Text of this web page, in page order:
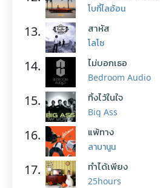
โบกี้ไลอ้อน
13. สาหัส
โลโซ
14. ไม่บอกเธอ
Bedroom Audio
15. ทิ้งไว้ในใจ
Big Ass
16. แพ้ทาง
ลาบานูน
17. ทำได้เพียง
25hours